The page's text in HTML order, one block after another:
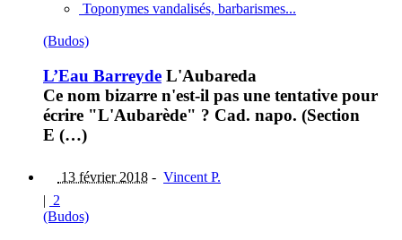
Toponymes vandalisés, barbarismes...
(Budos)
L’Eau Barreyde L'Aubareda
Ce nom bizarre n'est-il pas une tentative pour
écrire "L'Aubarède" ? Cad. napo. (Section
E (…)
13 février 2018 - Vincent P.
| 2
(Budos)